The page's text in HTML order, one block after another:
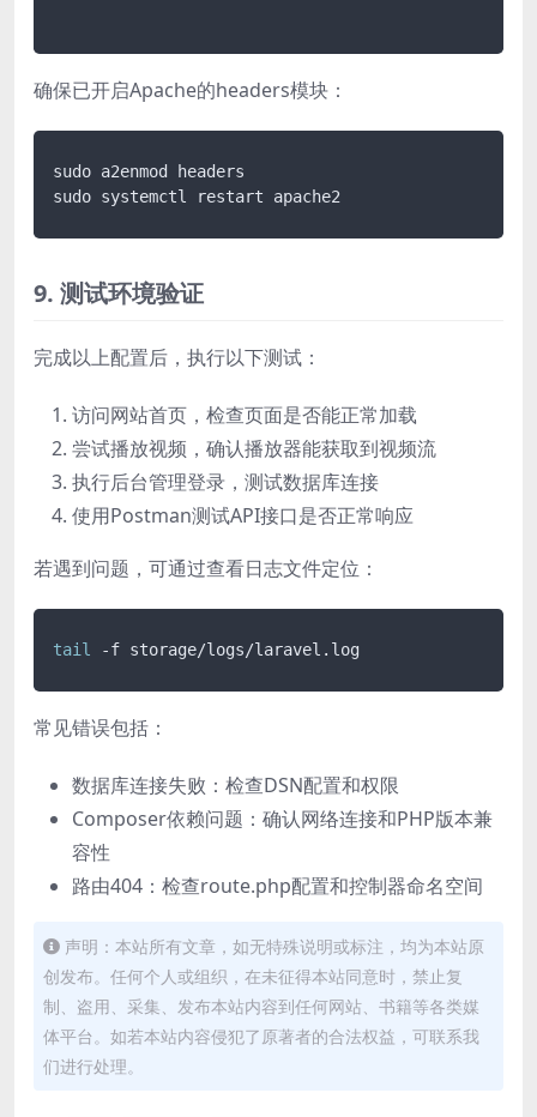
确保已开启Apache的headers模块：
sudo a2enmod headers
9. 测试环境验证
完成以上配置后，执行以下测试：
访问网站首页，检查页面是否能正常加载
尝试播放视频，确认播放器能获取到视频流
执行后台管理登录，测试数据库连接
使用Postman测试API接口是否正常响应
若遇到问题，可通过查看日志文件定位：
tail
常见错误包括：
数据库连接失败：检查DSN配置和权限
Composer依赖问题：确认网络连接和PHP版本兼
容性
路由404：检查route.php配置和控制器命名空间
声明：本站所有文章，如无特殊说明或标注，均为本站原
创发布。任何个人或组织，在未征得本站同意时，禁止复
制、盗用、采集、发布本站内容到任何网站、书籍等各类媒
体平台。如若本站内容侵犯了原著者的合法权益，可联系我
们进行处理。